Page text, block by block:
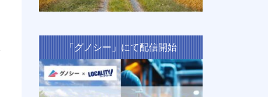
「グノシー」にて配信開始